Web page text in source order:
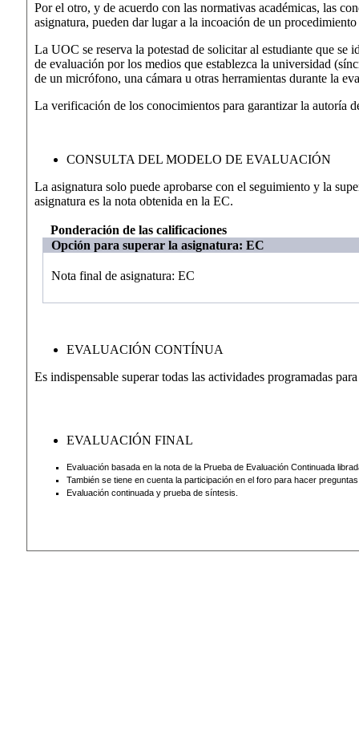
Por el otro, y de acuerdo con las normativas académicas, las
asignatura, pueden dar lugar a la incoación de un
La UOC se reserva la potestad de solicitar al estudiante que
de evaluación por los medios que establezca la universidad
de un micrófono, una cámara u otras herramientas durante la
La verificación de los conocimientos para garantizar la autoría
CONSULTA DEL MODELO DE EVALUACIÓN
La asignatura solo puede aprobarse con el seguimiento y la
asignatura es la nota obtenida en la EC.
Ponderación de las calificaciones
Opción para superar la asignatura: EC
Nota final de asignatura: EC
EVALUACIÓN CONTÍNUA
Es indispensable superar todas las actividades programadas
EVALUACIÓN FINAL
Evaluación basada en la nota de la Prueba de Evaluación Continuada
También se tiene en cuenta la participación en el foro para hacer
Evaluación continuada y prueba de síntesis.